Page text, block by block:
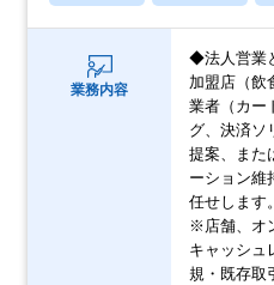
業務内容
◆法人営業
加盟店（飲
業者（カー
グ、決済ソ
提案、また
ーション維
任せします。
※店舗、オ
キャッシュ
規・既存取